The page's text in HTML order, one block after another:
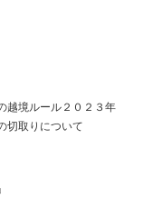
越境ルール２０２３年
切取りについて